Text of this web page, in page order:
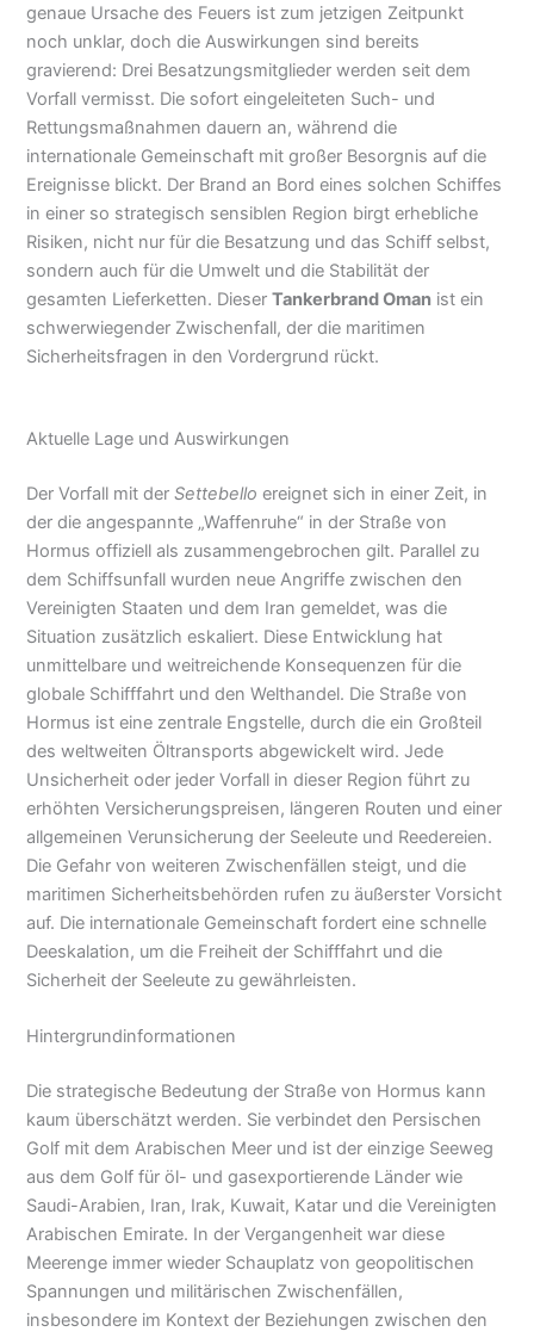
genaue Ursache des Feuers ist zum jetzigen Zeitpunkt
noch unklar, doch die Auswirkungen sind bereits
gravierend: Drei Besatzungsmitglieder werden seit dem
Vorfall vermisst. Die sofort eingeleiteten Such- und
Rettungsmaßnahmen dauern an, während die
internationale Gemeinschaft mit großer Besorgnis auf die
Ereignisse blickt. Der Brand an Bord eines solchen Schiffes
in einer so strategisch sensiblen Region birgt erhebliche
Risiken, nicht nur für die Besatzung und das Schiff selbst,
sondern auch für die Umwelt und die Stabilität der
gesamten Lieferketten. DieserTankerbrand Oman ist ein
schwerwiegender Zwischenfall, der die maritimen
Sicherheitsfragen in den Vordergrund rückt.
Aktuelle Lage und Auswirkungen
Der Vorfall mit derSettebello ereignet sich in einer Zeit, in
der die angespannte „Waffenruhe“ in der Straße von
Hormus offiziell als zusammengebrochen gilt. Parallel zu
dem Schiffsunfall wurden neue Angriffe zwischen den
Vereinigten Staaten und dem Iran gemeldet, was die
Situation zusätzlich eskaliert. Diese Entwicklung hat
unmittelbare und weitreichende Konsequenzen für die
globale Schifffahrt und den Welthandel. Die Straße von
Hormus ist eine zentrale Engstelle, durch die ein Großteil
des weltweiten Öltransports abgewickelt wird. Jede
Unsicherheit oder jeder Vorfall in dieser Region führt zu
erhöhten Versicherungspreisen, längeren Routen und einer
allgemeinen Verunsicherung der Seeleute und Reedereien.
Die Gefahr von weiteren Zwischenfällen steigt, und die
maritimen Sicherheitsbehörden rufen zu äußerster Vorsicht
auf. Die internationale Gemeinschaft fordert eine schnelle
Deeskalation, um die Freiheit der Schifffahrt und die
Sicherheit der Seeleute zu gewährleisten.
Hintergrundinformationen
Die strategische Bedeutung der Straße von Hormus kann
kaum überschätzt werden. Sie verbindet den Persischen
Golf mit dem Arabischen Meer und ist der einzige Seeweg
aus dem Golf für öl- und gasexportierende Länder wie
Saudi-Arabien, Iran, Irak, Kuwait, Katar und die Vereinigten
Arabischen Emirate. In der Vergangenheit war diese
Meerenge immer wieder Schauplatz von geopolitischen
Spannungen und militärischen Zwischenfällen,
insbesondere im Kontext der Beziehungen zwischen den